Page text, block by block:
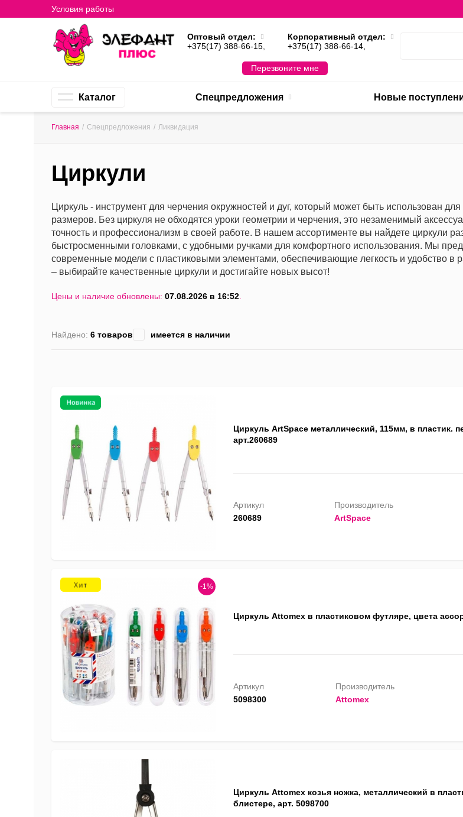
Условия работы
Оптовый отдел:
+375(17) 388-66-15,
Корпоративный отдел:
+375(17) 388-66-14,
Перезвоните мне
Каталог Спецпредложения Новые
Главная / Спецпредложения / Ликвидация
Циркули
Циркуль - инструмент для черчения окружностей и дуг, который может быть использован
размеров. Без циркуля не обходятся уроки геометрии и черчения, это незаменимый
точность и профессионализм в своей работе. В нашем ассортименте вы найдете циркули
быстросменными головками, с удобными ручками для комфортного использования. Мы
современные модели с пластиковыми элементами, обеспечивающие легкость и удобство в
– выбирайте качественные циркули и достигайте новых высот!
Цены и наличие обновлены: 07.08.2026 в 16:52.
Найдено: 6 товаров имеется в наличии
Циркуль ArtSpace металлический, 115мм, в пластик.
арт.260689
Артикул
260689
Производитель
ArtSpace
-1%
Циркуль Attomex в пластиковом футляре, цвета
Артикул
5098300
Производитель
Attomex
Циркуль Attomex козья ножка, металлический в
блистере, арт. 5098700